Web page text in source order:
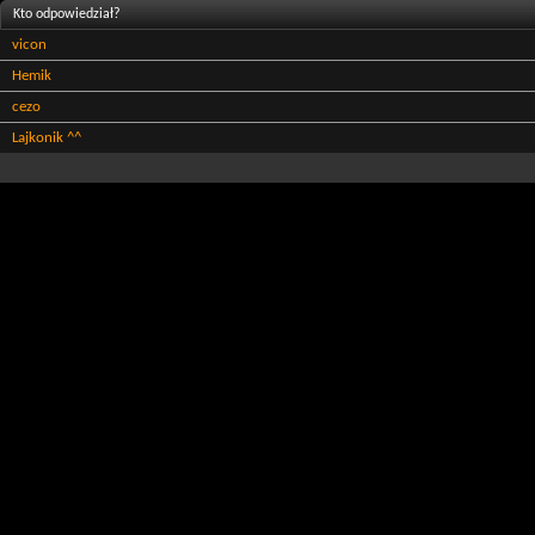
Kto odpowiedział?
vicon
Hemik
cezo
Lajkonik ^^